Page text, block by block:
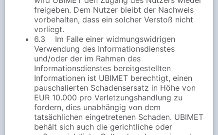
freigeben. Dem Nutzer bleibt der Nachweis
vorbehalten, dass ein solcher Verstoß nicht
vorliegt.
6.3 Im Falle einer widmungswidrigen
Verwendung des Informationsdienstes
und/oder der im Rahmen des
Informationsdienstes bereitgestellten
Informationen ist UBIMET berechtigt, einen
pauschalierten Schadensersatz in Höhe von
EUR 10.000 pro Verletzungshandlung zu
fordern, dies unabhängig von dem
tatsächlichen eingetretenen Schaden. UBIMET
behält sich auch die gerichtliche oder